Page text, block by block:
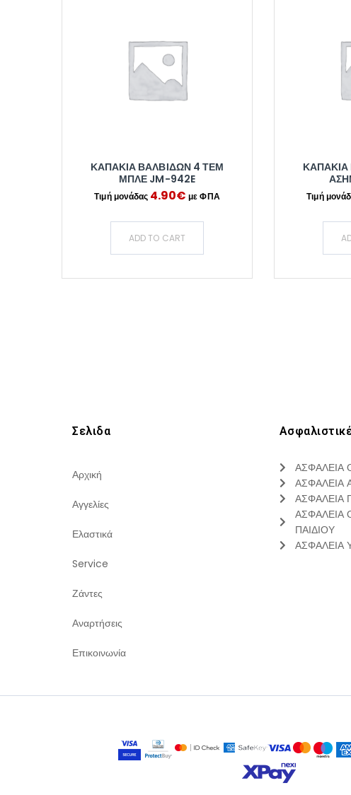
ΚΑΠΑΚΙΑ ΒΑΛΒΙΔΩΝ 4 ΤΕΜ
ΜΠΛΕ JM-942E
4.90€
ADD TO CART
Σελιδα
Αρχική
Αγγελίες
Ελαστικά
Service
Ζάντες
Αναρτήσεις
Επικοινωνία
ΑΣΦΑΛΕΙΑ
ΑΣΦΑΛΕΙΑ
ΑΣΦΑΛΕΙΑ
ΑΣΦΑΛΕΙΑ
ΠΑΙΔΙΟΥ
ΑΣΦΑΛΕΙΑ